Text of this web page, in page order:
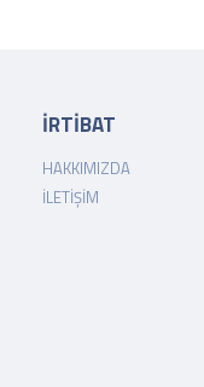
İRTİBAT
HAKKIMIZDA
İLETIŞIM